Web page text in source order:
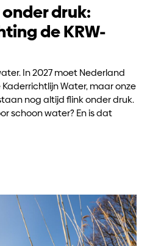
druk:
de KRW-
In 2027 moet Nederland
Water, maar onze
nog altijd flink onder druk.
schoon water? En is dat